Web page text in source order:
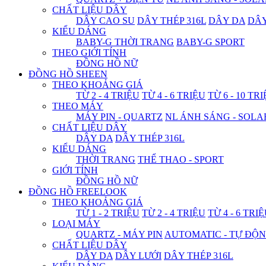
CHẤT LIỆU DÂY
DÂY CAO SU DÂY THÉP 316L DÂY DA
KIỂU DÁNG
BABY-G THỜI TRANG BABY-G SPORT
THEO GIỚI TÍNH
ĐỒNG HỒ NỮ
ĐỒNG HỒ SHEEN
THEO KHOẢNG GIÁ
TỪ 2 - 4 TRIỆU TỪ 4 - 6 TRIỆU TỪ 6 - 10
THEO MÁY
MÁY PIN - QUARTZ NL ÁNH SÁNG -
CHẤT LIỆU DÂY
DÂY DA DÂY THÉP 316L
KIỂU DÁNG
THỜI TRANG THỂ THAO - SPORT
GIỚI TÍNH
ĐỒNG HỒ NỮ
ĐỒNG HỒ FREELOOK
THEO KHOẢNG GIÁ
TỪ 1 - 2 TRIỆU TỪ 2 - 4 TRIỆU TỪ 4 - 6
LOẠI MÁY
QUARTZ - MÁY PIN AUTOMATIC - TỰ
CHẤT LIỆU DÂY
DÂY DA DÂY LƯỚI DÂY THÉP 316L